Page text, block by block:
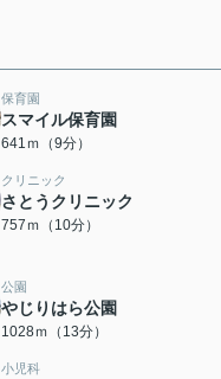
保育園
スマイル保育園
641ｍ（9分）
クリニック
さとうクリニック
757ｍ（10分）
公園
やじりはら公園
1028ｍ（13分）
小児科